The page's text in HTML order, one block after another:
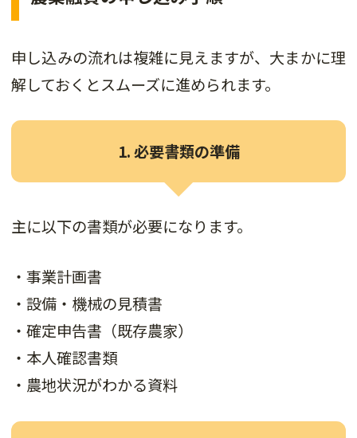
申し込みの流れは複雑に見えますが、大まかに理
解しておくとスムーズに進められます。
1. 必要書類の準備
主に以下の書類が必要になります。
・事業計画書
・設備・機械の見積書
・確定申告書（既存農家）
・本人確認書類
・農地状況がわかる資料